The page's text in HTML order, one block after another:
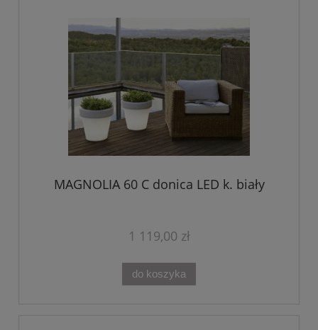
MAGNOLIA 60 C donica LED k. biały
1 119,00 zł
do koszyka